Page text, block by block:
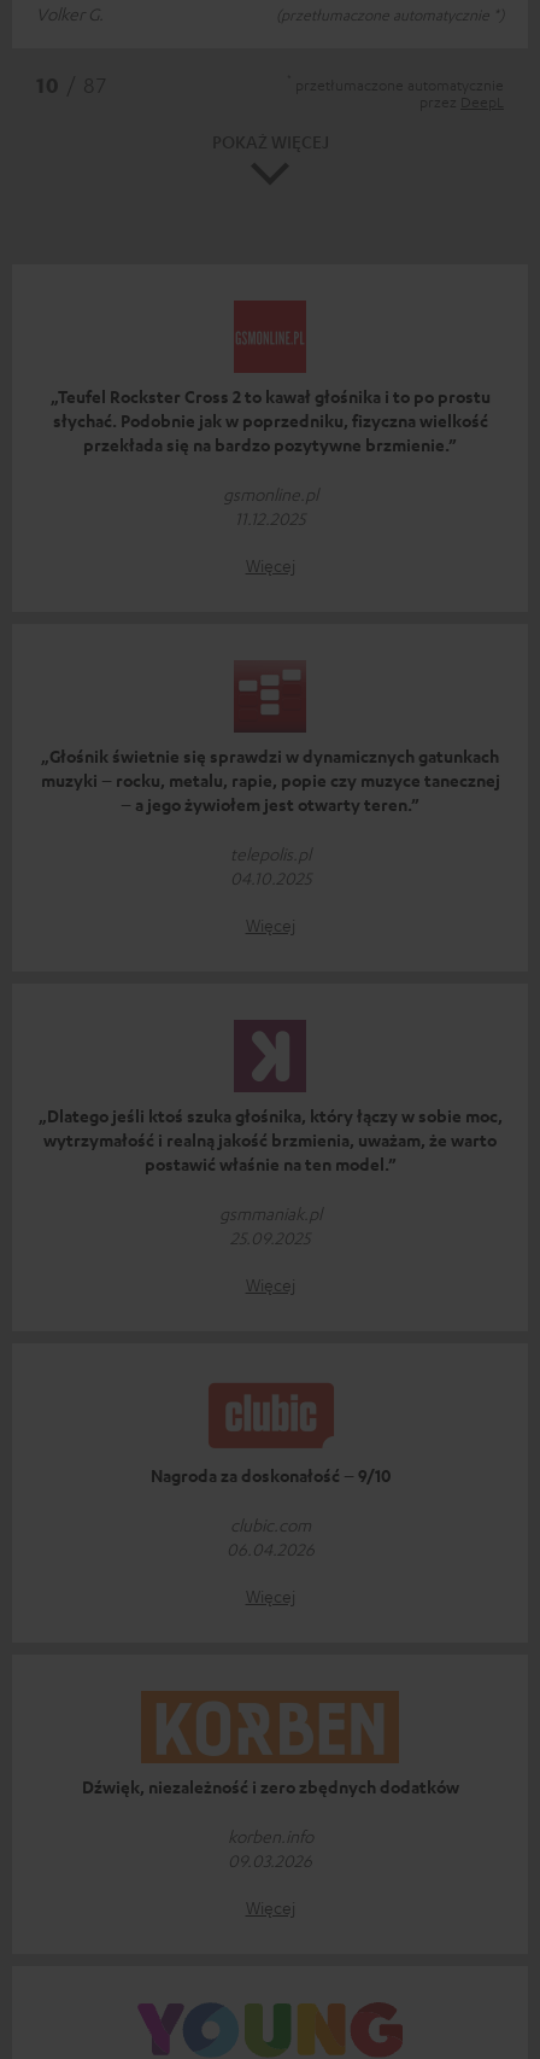
Volker G.
(przetłumaczone automatycznie *)
„Teufel Rockster Cross 2 to kawał głośnika i to po prostu
słychać. Podobnie jak w poprzedniku, fizyczna wielkość
przekłada się na bardzo pozytywne brzmienie.”
gsmonline.pl
11.12.2025
Więcej
„Głośnik świetnie się sprawdzi w dynamicznych gatunkach
muzyki – rocku, metalu, rapie, popie czy muzyce tanecznej
– a jego żywiołem jest otwarty teren.”
telepolis.pl
04.10.2025
Więcej
„Dlatego jeśli ktoś szuka głośnika, który łączy w sobie moc,
wytrzymałość i realną jakość brzmienia, uważam, że warto
postawić właśnie na ten model.”
gsmmaniak.pl
25.09.2025
Więcej
Nagroda za doskonałość – 9/10
clubic.com
06.04.2026
Więcej
Dźwięk, niezależność i zero zbędnych dodatków
korben.info
09.03.2026
Więcej